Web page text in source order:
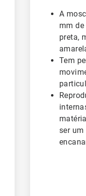
A
mm
preta,
Tem
ser um